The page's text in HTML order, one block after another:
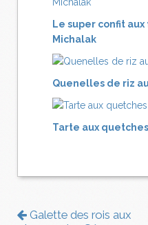
Le super confit
Michalak
Quenelles de riz
Tarte aux
Galette des rois aux